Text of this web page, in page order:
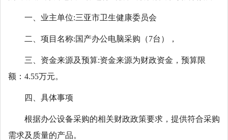
一、业主单位:三亚市卫生健康委员会
二、项目名称:国产办公电脑采购（7台），
三、资金来源及预算:资金来源为财政资金，预算限
额：4.55万元。
四、具体事项
根据办公设备采购的相关财政政策要求，提供符合采购
需求及质量的产品。